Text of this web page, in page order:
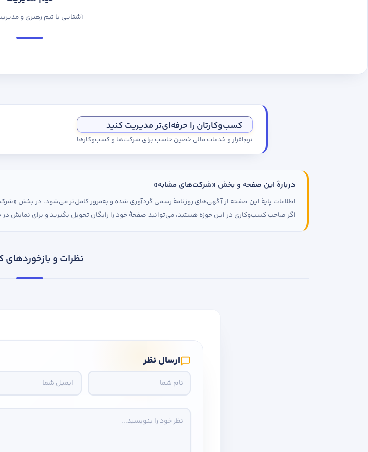
آشنایی با تیم رهبری و
کسب‌وکارتان را حرفه‌ای‌تر مدیریت کنید
نرم‌افزار و خدمات مالی حَصین حاسب برای شرکت‌ها و کسب‌وکارها
دربارهٔ این صفحه و بخش «شرکت‌های مشابه»
اطلاعات پایهٔ این صفحه از آگهی‌های روزنامهٔ رسمی گردآوری شده و به‌مرور کامل‌تر می‌شود. در بخش
اگر صاحب کسب‌وکاری در این حوزه هستید، می‌توانید صفحهٔ خود را رایگان تحویل بگیرید و برای نمایش
نظرات و بازخوردهای
ارسال نظر